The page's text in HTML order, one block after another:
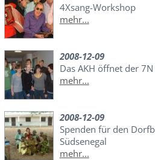
4Xsang-Workshop
mehr...
2008-12-09
Das AKH öffnet der
mehr...
2008-12-09
Spenden für den
Südsenegal
mehr...